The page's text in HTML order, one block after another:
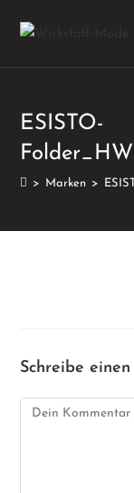
ESISTO-
> Marken >
Schreibe